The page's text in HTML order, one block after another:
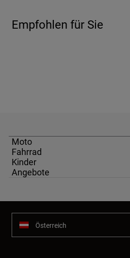
Empfohlen für Sie
Moto
Fahrrad
Kinder
Angebote
Österreich